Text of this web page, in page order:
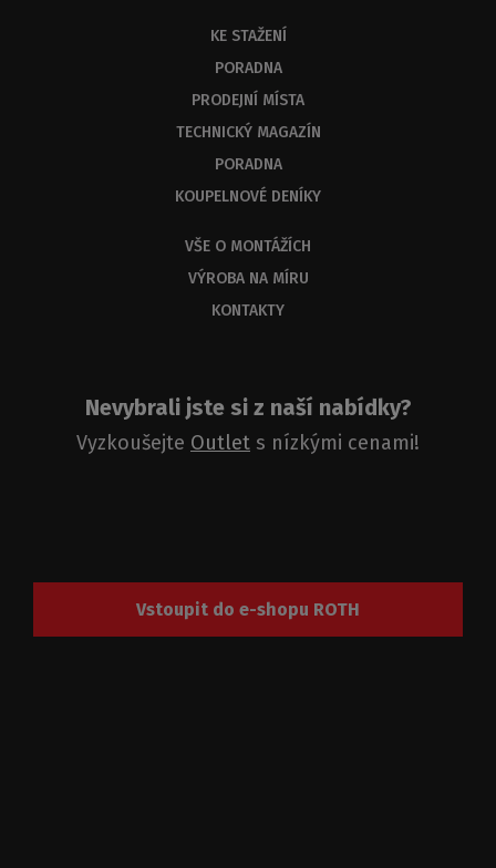
KE STAŽENÍ
PORADNA
PRODEJNÍ MÍSTA
TECHNICKÝ MAGAZÍN
PORADNA
KOUPELNOVÉ DENÍKY
VŠE O MONTÁŽÍCH
VÝROBA NA MÍRU
KONTAKTY
Nevybrali jste si z naší nabídky?
Vyzkoušejte Outlet s nízkými cenami!
Vstoupit do e-shopu ROTH